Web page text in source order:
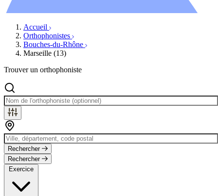
Accueil
Orthophonistes
Bouches-du-Rhône
Marseille (13)
Trouver un orthophoniste
Rechercher
Rechercher
Exercice